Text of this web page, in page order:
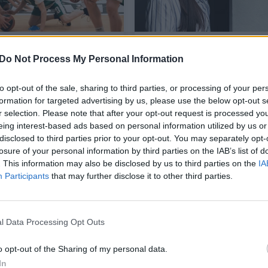
Do Not Process My Personal Information
opt-out of the sale, sharing to third parties, or processing of your
for targeted advertising by us, please use the below opt-out
selection. Please note that after your opt-out request is processed
interest-based ads based on personal information utilized by us
to third parties prior to your opt-out. You may separately
of your personal information by third parties on the IAB’s list of
This information may also be disclosed by us to third parties on the
Participants that may further disclose it to other third parties.
Data Processing Opt Outs
opt-out of the Sharing of my personal data.
„Žalgirio“
tūkstančiai
būdas 2025-03-18
kodėl socialinė izoliacija
ištrūkti iš užburto rato
Gyvenimo būdas 2024-
1